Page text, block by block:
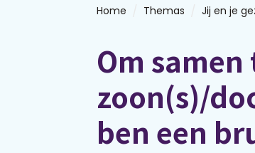
Home Themas Jij en je
Om
zoon(s)/
ben een